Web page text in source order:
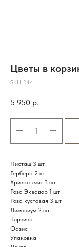
Цветы в
SKU: 144
5 950 р.
Писташ 3 шт
Гербера 2 шт
Хризантема 3 шт
Роза Эквадор 1 шт
Роза кустовая 3 шт
Лимониум 2 шт
Корзина
Оазис
Упаковка